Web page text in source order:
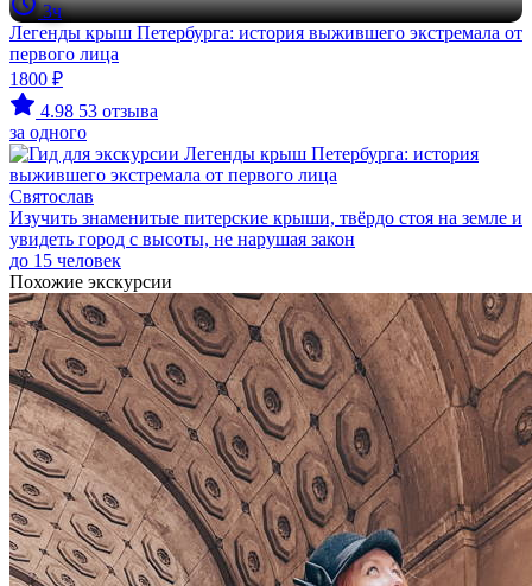
3ч
Легенды крыш Петербурга: история выжившего экстремала от
первого лица
1800 ₽
4.98 53 отзыва
за одного
Святослав
Изучить знаменитые питерские крыши, твёрдо стоя на земле и
увидеть город с высоты, не нарушая закон
до 15 человек
Похожие экскурсии